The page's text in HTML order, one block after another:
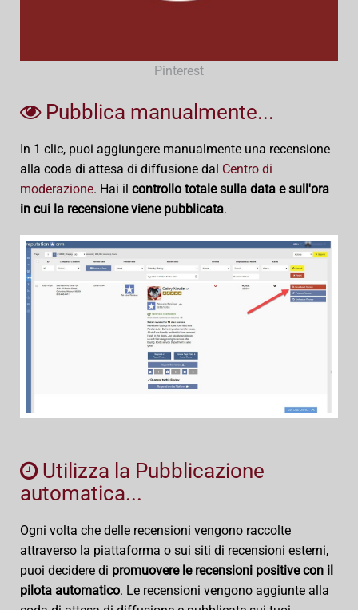
Pinterest
Pubblica manualmente...
In 1 clic, puoi aggiungere manualmente una recensione
alla coda di attesa di diffusione dal Centro di
moderazione. Hai il controllo totale sulla data e sull'ora
in cui la recensione viene pubblicata.
Utilizza la Pubblicazione
automatica...
Ogni volta che delle recensioni vengono raccolte
attraverso la piattaforma o sui siti di recensioni esterni,
puoi decidere di promuovere le recensioni positive con il
pilota automatico. Le recensioni vengono aggiunte alla